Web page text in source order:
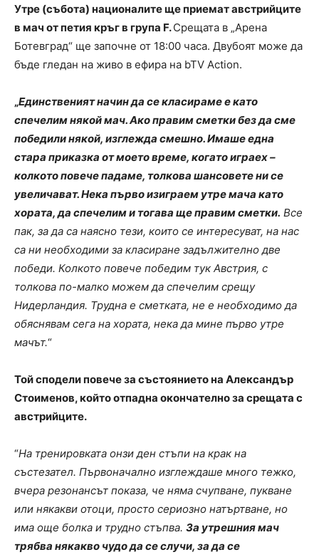
Утре (събота) националите ще приемат австрийците
в мач от петия кръг в група F.Срещата в „Арена
Ботевград“ ще започне от 18:00 часа. Двубоят може да
бъде гледан на живо в ефира на bTV Action.
„Единственият начин да се класираме е като
спечелим някой мач. Ако правим сметки без да сме
победили някой, изглежда смешно. Имаше една
стара приказка от моето време, когато играех –
колкото повече падаме, толкова шансовете ни се
увеличават. Нека първо изиграем утре мача като
хората, да спечелим и тогава ще правим сметки. Все
пак, за да са наясно тези, които се интересуват, на нас
са ни необходими за класиране задължително две
победи. Колкото повече победим тук Австрия, с
толкова по-малко можем да спечелим срещу
Нидерландия. Трудна е сметката, не е необходимо да
обяснявам сега на хората, нека да мине първо утре
мачът.“
Той сподели повече за състоянието на Александър
Стоименов, който отпадна окончателно за срещата с
австрийците.
“На тренировката онзи ден стъпи на крак на
състезател. Първоначално изглеждаше много тежко,
вчера резонансът показа, че няма счупване, пукване
или някакви отоци, просто сериозно натъртване, но
има още болка и трудно стъпва. За утрешния мач
трябва някакво чудо да се случи, за да се